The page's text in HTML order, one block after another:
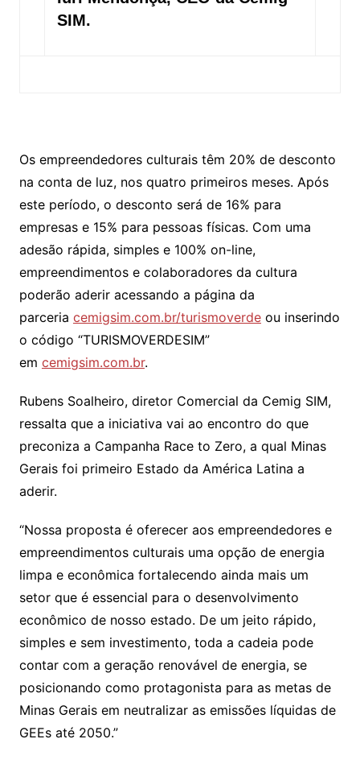
SIM.
Os empreendedores culturais têm 20% de desconto
na conta de luz, nos quatro primeiros meses. Após
este período, o desconto será de 16% para
empresas e 15% para pessoas físicas. Com uma
adesão rápida, simples e 100% on-line,
empreendimentos e colaboradores da cultura
poderão aderir acessando a página da
parceria cemigsim.com.br/turismoverdeou inserindo
o código “TURISMOVERDESIM”
em cemigsim.com.br.
Rubens Soalheiro, diretor Comercial da Cemig SIM,
ressalta que a iniciativa vai ao encontro do que
preconiza a Campanha Race to Zero, a qual Minas
Gerais foi primeiro Estado da América Latina a
aderir.
“Nossa proposta é oferecer aos empreendedores e
empreendimentos culturais uma opção de energia
limpa e econômica fortalecendo ainda mais um
setor que é essencial para o desenvolvimento
econômico de nosso estado. De um jeito rápido,
simples e sem investimento, toda a cadeia pode
contar com a geração renovável de energia, se
posicionando como protagonista para as metas de
Minas Gerais em neutralizar as emissões líquidas de
GEEs até 2050.”